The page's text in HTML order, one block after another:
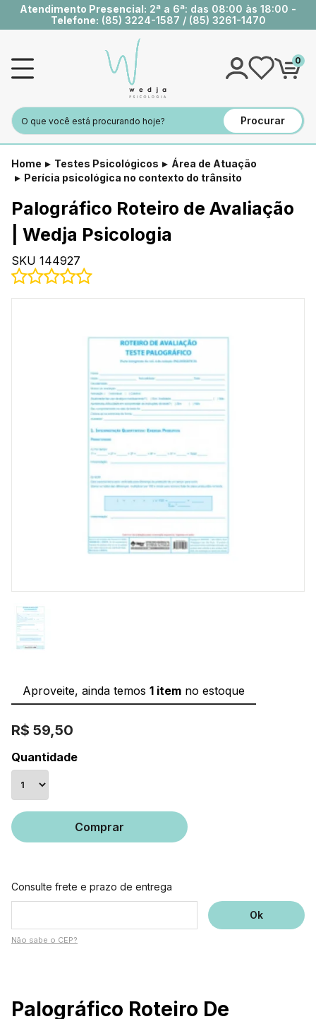
Atendimento Presencial: 2ª a 6ª: das 08:00 às 18:00 -
Telefone: (85) 3224-1587 / (85) 3261-1470
Procurar
0
Home Testes Psicológicos
Área de Atuação
Perícia psicológica no contexto do trânsito
Palográfico Roteiro de Avaliação
| Wedja Psicologia
SKU 144927
Aproveite, ainda temos 1 item no estoque
R$ 59,50
Quantidade
Comprar
Consulte frete e prazo de entrega
Não sabe o CEP?
Palográfico Roteiro De